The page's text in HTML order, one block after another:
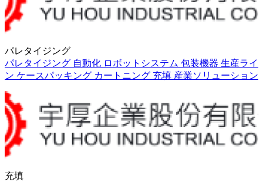
パレタイジング
パレタイジング 自動化 ロボットシステム 包装機器 生産ライ
ン ケースパッキング カートニング 充填 産業ソリューション
充填